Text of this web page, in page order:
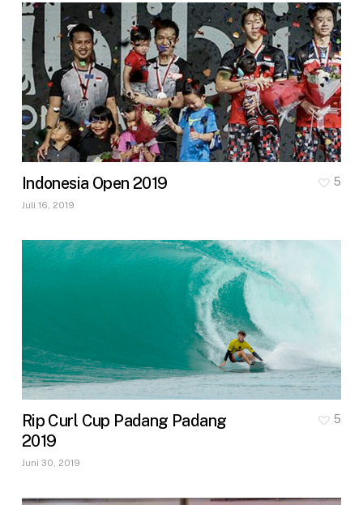
Indonesia Open 2019
Juli 16, 2019
5
Rip Curl Cup Padang Padang
2019
Juni 30, 2019
5